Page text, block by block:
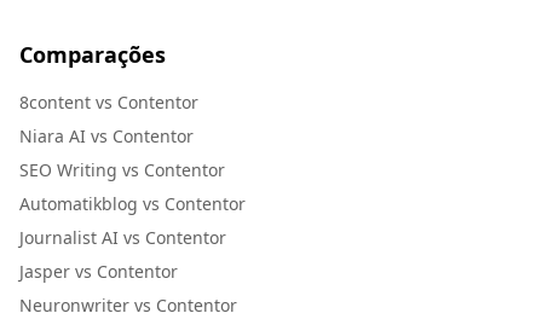
Comparações
8content vs Contentor
Niara AI vs Contentor
SEO Writing vs Contentor
Automatikblog vs Contentor
Journalist AI vs Contentor
Jasper vs Contentor
Neuronwriter vs Contentor